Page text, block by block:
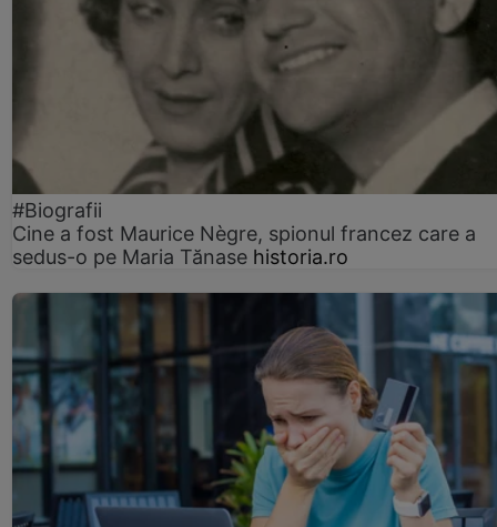
#Biografii
Cine a fost Maurice Nègre, spionul francez care a
sedus-o pe Maria Tănase historia.ro